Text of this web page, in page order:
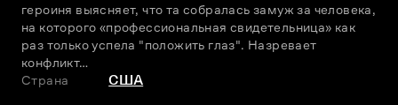
героиня выясняет, что та собралась замуж за человека,
на которого «профессиональная свидетельница» как
раз только успела "положить глаз". Назревает
конфликт…
Страна
США